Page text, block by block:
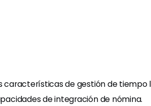
características de gestión de tiempo
de integración de nómina.